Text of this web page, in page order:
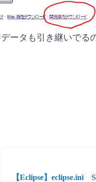
ータも引き継いでる
【Eclipse】eclipse.ini